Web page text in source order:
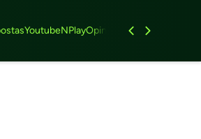
YoutubeNPlayOpinião Feminino